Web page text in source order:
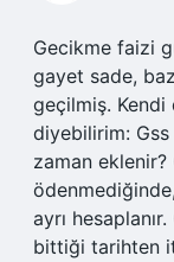
Gecikme faizi
gayet sade,
geçilmiş. Kendi
diyebilirim:
zaman eklenir?
ayrı
bittiği tarihten